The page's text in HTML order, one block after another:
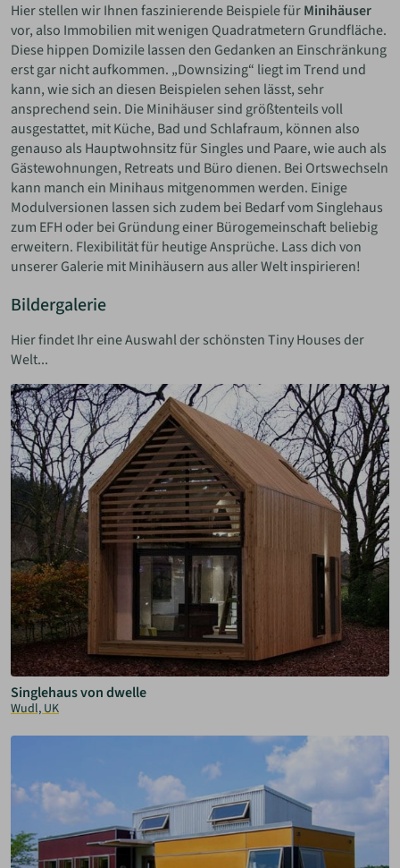
Hier stellen wir Ihnen faszinierende Beispiele fürMinihäuser
vor, also Immobilien mit wenigen Quadratmetern Grundfläche.
Diese hippen Domizile lassen den Gedanken an Einschränkung
erst gar nicht aufkommen. „Downsizing“ liegt im Trend und
kann, wie sich an diesen Beispielen sehen lässt, sehr
ansprechend sein. Die Minihäuser sind größtenteils voll
ausgestattet, mit Küche, Bad und Schlafraum, können also
genauso als Hauptwohnsitz für Singles und Paare, wie auch als
Gästewohnungen, Retreats und Büro dienen. Bei Ortswechseln
kann manch ein Minihaus mitgenommen werden. Einige
Modulversionen lassen sich zudem bei Bedarf vom Singlehaus
zum EFH oder bei Gründung einer Bürogemeinschaft beliebig
erweitern. Flexibilität für heutige Ansprüche. Lass dich von
unserer Galerie mit Minihäusern aus aller Welt inspirieren!
Bildergalerie
Hier findet Ihr eine Auswahl der schönsten Tiny Houses der
Welt...
Singlehaus von dwelle
Wudl, UK